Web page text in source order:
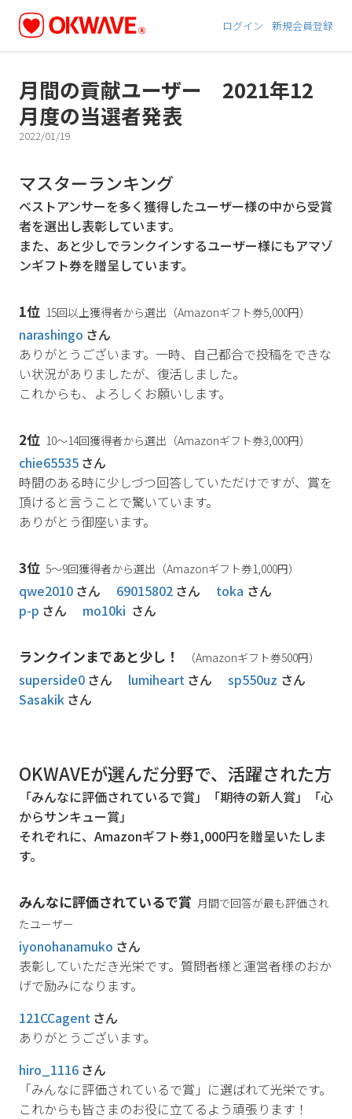
ログイン 新規会員登録
月間の貢献ユーザー 2021年12
月度の当選者発表
2022/01/19
マスターランキング
ベストアンサーを多く獲得したユーザー様の中から受賞
者を選出し表彰しています。
また、あと少しでランクインするユーザー様にもアマゾ
ンギフト券を贈呈しています。
1位 15回以上獲得者から選出（Amazonギフト券5,000円）
narashingo さん
ありがとうございます。一時、自己都合で投稿をできな
い状況がありましたが、復活しました。
これからも、よろしくお願いします。
2位 10～14回獲得者から選出（Amazonギフト券3,000円）
chie65535 さん
時間のある時に少しづつ回答していただけですが、賞を
頂けると言うことで驚いています。
ありがとう御座います。
3位 5～9回獲得者から選出（Amazonギフト券1,000円）
qwe2010 さん 69015802 さん toka さん
p-p さん mo10ki さん
ランクインまであと少し！ （Amazonギフト券500円）
superside0 さん lumiheart さん sp550uz さん
Sasakik さん
OKWAVEが選んだ分野で、活躍された方
「みんなに評価されているで賞」「期待の新人賞」「心
からサンキュー賞」
それぞれに、Amazonギフト券1,000円を贈呈いたしま
す。
みんなに評価されているで賞 月間で回答が最も評価され
たユーザー
iyonohanamuko さん
表彰していただき光栄です。質問者様と運営者様のおか
げで励みになります。
121CCagent さん
ありがとうございます。
hiro_1116 さん
「みんなに評価されているで賞」に選ばれて光栄です。
これからも皆さまのお役に立てるよう頑張ります！